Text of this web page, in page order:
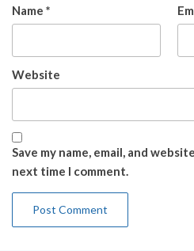
Name *
Website
Save my name, email, and
next time I comment.